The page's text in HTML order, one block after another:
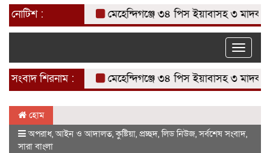
নোটিশ : মেহেন্দিগঞ্জে ৩৪ পিস ইয়াবাসহ ৩ মাদক
Toggle
সংবাদ শিরনাম :
মেহেন্দিগঞ্জে ৩৪ পিস ইয়াবাসহ ৩ মাদক
হোম
অপরাধ,আইন ও আদালত,কুষ্টিয়া, প্রচ্ছদ,লিড নিউজ,সর্বশেষ সংবাদ,
সারা বাংলা